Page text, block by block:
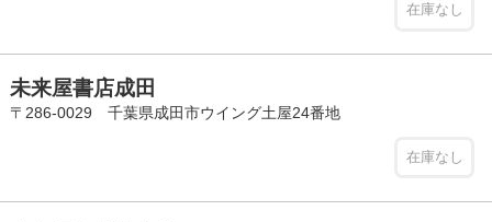
在庫なし
未来屋書店成田
〒286-0029 千葉県成田市ウイング土屋24番地
在庫なし